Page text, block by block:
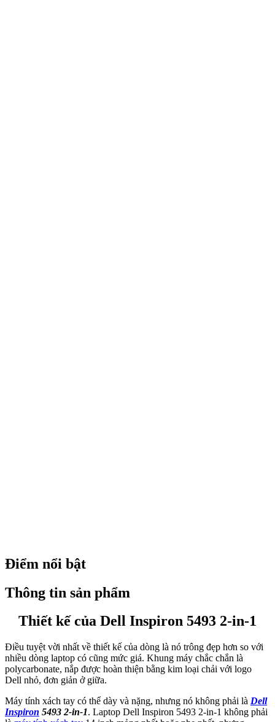
Điểm nổi bật
Thông tin sản phẩm
Thiết kế của Dell Inspiron 5493 2-in-1
Điều tuyệt vời nhất về thiết kế của dòng là nó trông đẹp hơn so với
nhiều dòng laptop có cũng mức giá. Khung máy chắc chắn là
polycarbonate, nắp được hoàn thiện bằng kim loại chải với logo
Dell nhỏ, đơn giản ở giữa.
Máy tính xách tay có thể dày và nặng, nhưng nó không phải là Dell
Inspiron 5493 2-in-1. Laptop Dell Inspiron 5493 2-in-1 không phải